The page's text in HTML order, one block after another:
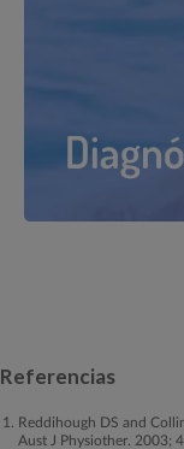
Referencias
Reddihough DS and
Aust J Physiother. 2003;